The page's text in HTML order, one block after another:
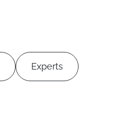
Experts